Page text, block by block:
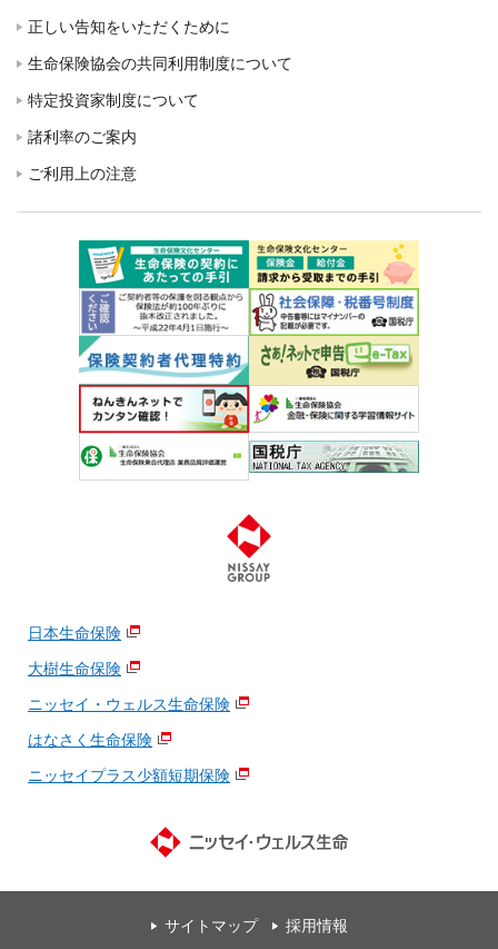
正しい告知をいただくために
生命保険協会の共同利用制度について
特定投資家制度について
諸利率のご案内
ご利用上の注意
日本生命保険
大樹生命保険
ニッセイ・ウェルス生命保険
はなさく生命保険
ニッセイプラス少額短期保険
サイトマップ 採用情報